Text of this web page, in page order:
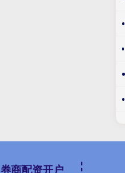
券商配资开户